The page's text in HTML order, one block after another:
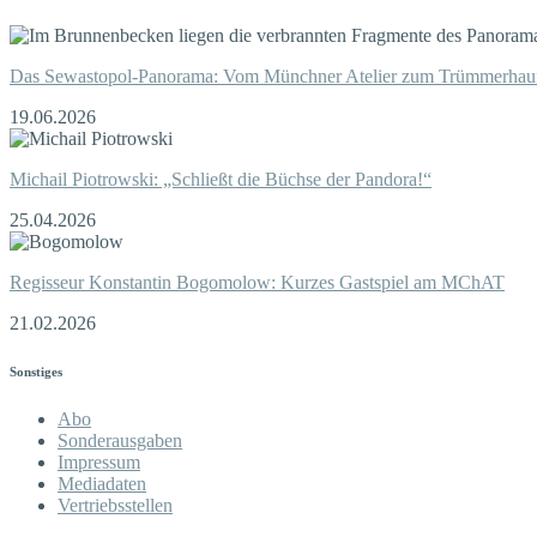
Das Sewastopol-Panorama: Vom Münchner Atelier zum
19.06.2026
Michail Piotrowski: „Schließt die Büchse der Pandora!“
25.04.2026
Regisseur Konstantin Bogomolow: Kurzes Gastspiel am MChAT
21.02.2026
Sonstiges
Abo
Sonderausgaben
Impressum
Mediadaten
Vertriebsstellen